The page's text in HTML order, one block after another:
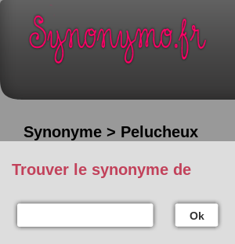
Synonyme > Pelucheux
Trouver le synonyme de
Ok